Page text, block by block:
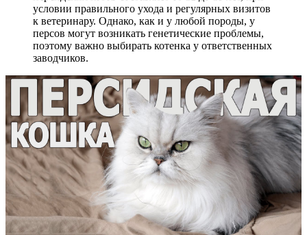
условии правильного ухода и регулярных визитов
к ветеринару. Однако, как и у любой породы, у
персов могут возникать генетические проблемы,
поэтому важно выбирать котенка у ответственных
заводчиков.